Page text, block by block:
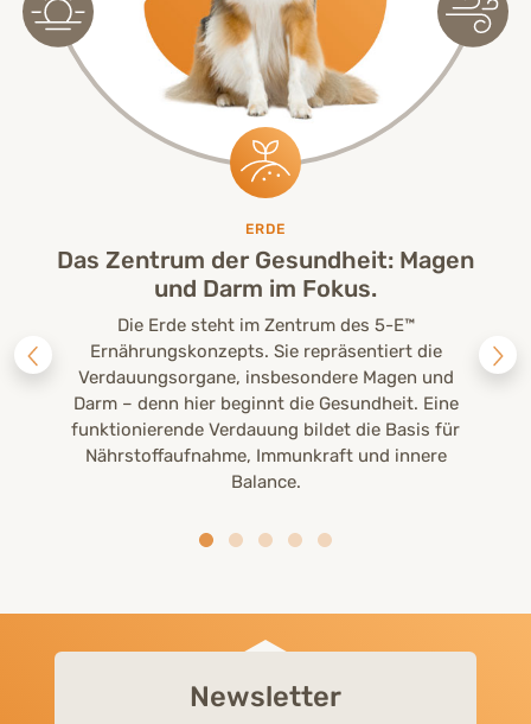
ERDE
Das Zentrum der Gesundheit: Magen
und Darm im Fokus.
Die Erde steht im Zentrum des 5-E™
Ernährungskonzepts. Sie repräsentiert die
Verdauungsorgane, insbesondere Magen und
Darm – denn hier beginnt die Gesundheit. Eine
funktionierende Verdauung bildet die Basis für
Nährstoffaufnahme, Immunkraft und innere
Balance.
Newsletter